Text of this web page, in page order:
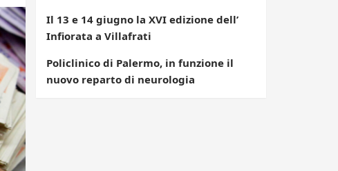
Il 13 e 14 giugno la XVI edizione dell’
Infiorata a Villafrati
Policlinico di Palermo, in funzione il
nuovo reparto di neurologia